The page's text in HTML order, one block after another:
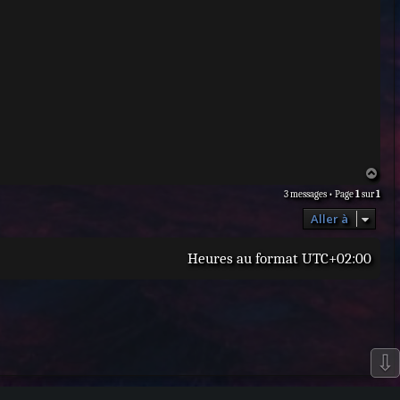
u
3 messages • Page1sur1
Aller à
Heures au format UTC+02:00
⇩